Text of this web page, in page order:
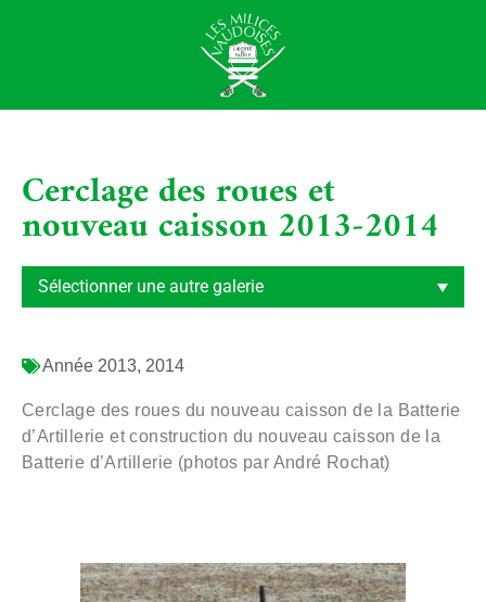
Cerclage des roues et
nouveau caisson 2013-2014
Année 2013, 2014
Cerclage des roues du nouveau caisson de la Batterie
d’Artillerie et construction du nouveau caisson de la
Batterie d’Artillerie (photos par André Rochat)